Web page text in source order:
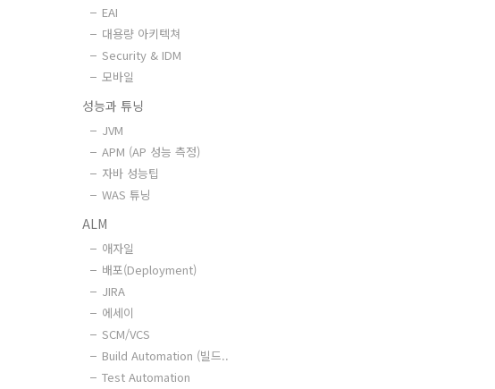
EAI
대용량 아키텍쳐
Security & IDM
모바일
성능과 튜닝
JVM
APM (AP 성능 측정)
자바 성능팁
WAS 튜닝
ALM
애자일
배포(Deployment)
JIRA
에세이
SCM/VCS
Build Automation (빌드..
Test Automation